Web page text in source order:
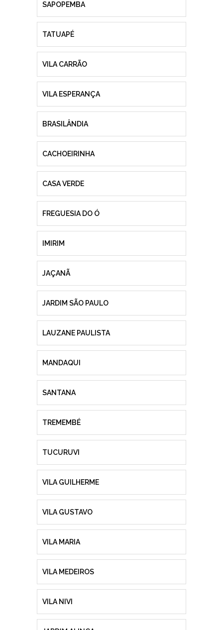
SAPOPEMBA
TATUAPÉ
VILA CARRÃO
VILA ESPERANÇA
BRASILÂNDIA
CACHOEIRINHA
CASA VERDE
FREGUESIA DO Ó
IMIRIM
JAÇANÃ
JARDIM SÃO PAULO
LAUZANE PAULISTA
MANDAQUI
SANTANA
TREMEMBÉ
TUCURUVI
VILA GUILHERME
VILA GUSTAVO
VILA MARIA
VILA MEDEIROS
VILA NIVI